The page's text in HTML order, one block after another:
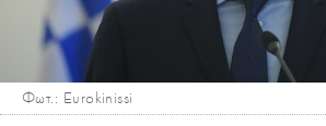
Φωτ.: Eurokinissi